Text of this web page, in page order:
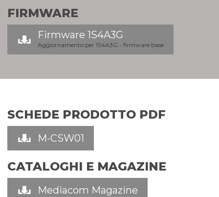
FIRMWARE
Firmware 1S4A3G
Aggiornamento per 1S4A3G - firmware base
SCHEDE PRODOTTO PDF
M-CSW01
CATALOGHI E MAGAZINE
Mediacom Magazine